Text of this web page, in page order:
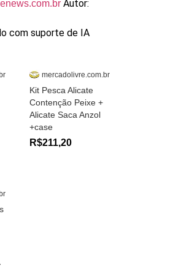
Autor:
com suporte de IA
mercadolivre.com.br
Kit Pesca Alicate
Contenção Peixe +
Alicate Saca Anzol
+case
R$211,20